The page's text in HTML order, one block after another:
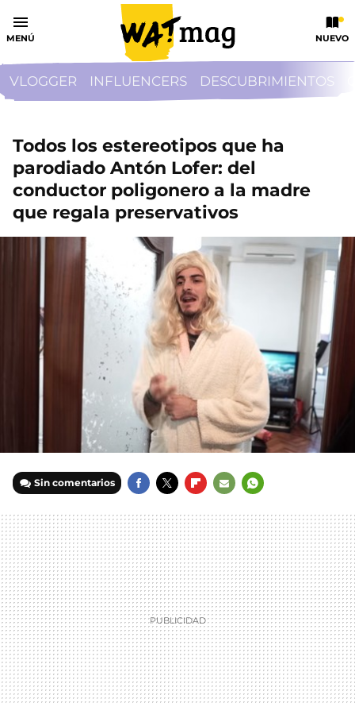
MENÚ NUEVO
VLOGGER INFLUENCERS DESCUBRIMIENTOS
Todos los estereotipos que ha
parodiado Antón Lofer: del
conductor poligonero a la madre
que regala preservativos
Sin comentarios
MAIL